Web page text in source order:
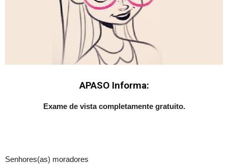
APASO Informa:
Exame de vista completamente gratuito.
Senhores(as) moradores